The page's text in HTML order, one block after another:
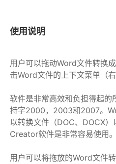
使用说明
用户可以拖动Word文件转换
击Word文件的上下文菜单（
软件是非常高效和负担得起的
持字2000，2003和2007。
以转换文件（DOC、DOCX
Creator软件是非常容易使用。
用户可以将拖放的Word文件